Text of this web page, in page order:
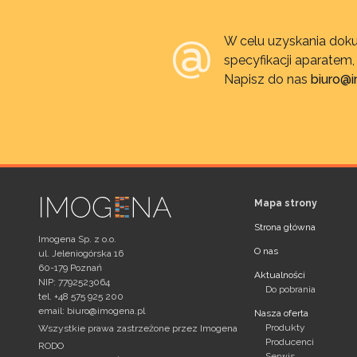
W celu uzyskania
specyfikacji
Napisz do nas
Imogena Sp. z o.o.
ul. Jeleniogórska 16
60-179 Poznań
NIP: 7792523064
tel. +48 575 925 200
email: biuro@imogena.pl
Wszystkie prawa zastrzeżone przez Imogena
RODO
Mapa strony
Strona główna
O nas
Aktualności
Do pobrania
Nasza oferta
Produkty
Producenci